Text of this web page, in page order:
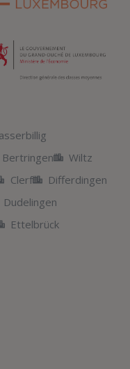
Bertringen
Wiltz
Clerf
Differdingen
Dudelingen
Ettelbrück